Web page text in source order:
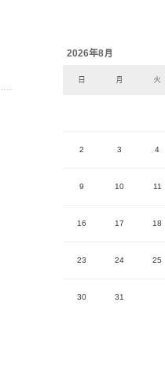
2026年8月
日 月 火
2 3 4
9 10 11
16 17 18
23 24 25
30 31